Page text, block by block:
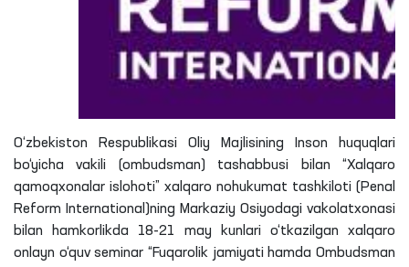
O‘zbekiston Respublikasi Oliy Majlisining Inson huquqlari
bo‘yicha vakili (ombudsman) tashabbusi bilan “Xalqaro
qamoqxonalar islohoti” xalqaro nohukumat tashkiloti (Penal
Reform International)ning Markaziy Osiyodagi vakolatxonasi
bilan hamkorlikda 18-21 may kunlari o‘tkazilgan xalqaro
onlayn o‘quv seminar “Fuqarolik jamiyati hamda Ombudsman